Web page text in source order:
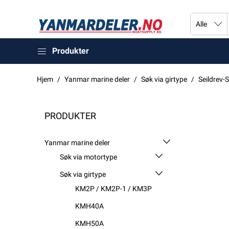
Produkter
Hjem Yanmar marine deler Søk via girtype Seildrev-
PRODUKTER
Yanmar marine deler
Søk via motortype
Søk via girtype
KM2P / KM2P-1 / KM3P
KMH40A
KMH50A